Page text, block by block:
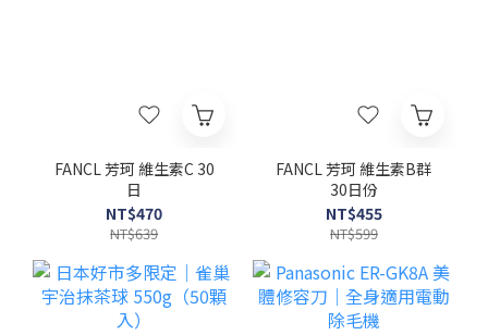
FANCL 芳珂 維生素C 30
日
NT$470
NT$639
FANCL 芳珂 維生素B群
30日份
NT$455
NT$599